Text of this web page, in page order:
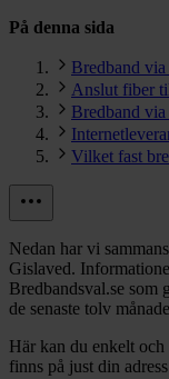
På denna sida
Bredband
Anslut fiber
Bredband
Vilket fast
Nedan har vi
Gislaved.
Bredbandsval.se som
de senaste tolv
Här kan du enkelt och
finns på just din